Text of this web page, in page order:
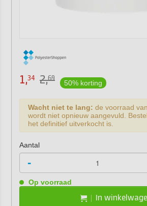
1,34 2,69
50% korting
Wacht niet te lang: de voorraad
wordt niet opnieuw aangevuld.
het definitief uitverkocht is.
Aantal
-
Op voorraad
In